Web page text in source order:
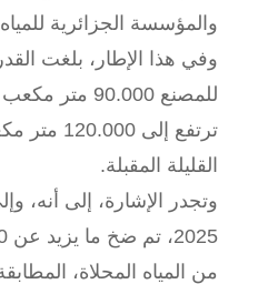
والمؤسسة الجزائرية
وفي هذا الإطار، بلغت
للمصنع 90.000
ترتفع إلى
القليلة المقبلة.
من المياه المحلاة،